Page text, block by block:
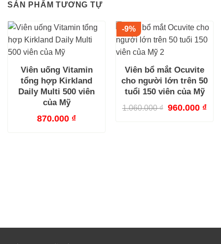
SẢN PHẨM TƯƠNG TỰ
Viên uống Vitamin
tổng hợp Kirkland
Daily Multi 500 viên
của Mỹ
870.000 ₫
-9%
Viên bổ mắt Ocuvite
cho người lớn trên 50
tuổi 150 viên của Mỹ
1.060.000₫ Giá
960.000 ₫Giá